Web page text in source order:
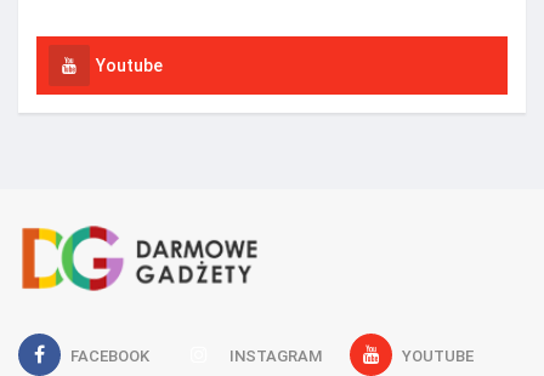
Youtube
FACEBOOK INSTAGRAM YOUTUBE